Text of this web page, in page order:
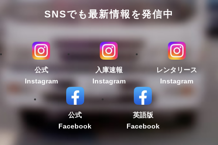
SNSでも最新情報を発信中
公式
Instagram
入庫速報
Instagram
レンタリース
Instagram
公式
Facebook
英語版
Facebook